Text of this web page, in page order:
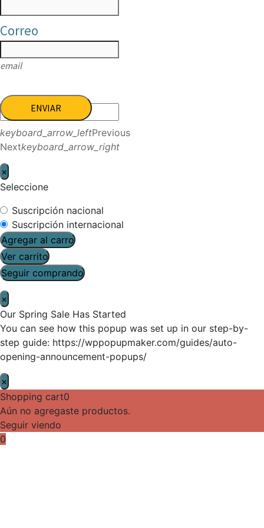
Correo
email
ENVIAR
keyboard_arrow_leftPrevious
Nextkeyboard_arrow_right
×
Seleccione
Suscripción nacional
Suscripción internacional
Agregar al carro
Ver carrito
Seguir comprando
×
Our Spring Sale Has Started
You can see how this popup was set up in our step-by-
step guide: https://wppopupmaker.com/guides/auto-
opening-announcement-popups/
×
Shopping cart0
Aún no agregaste productos.
Seguir viendo
0